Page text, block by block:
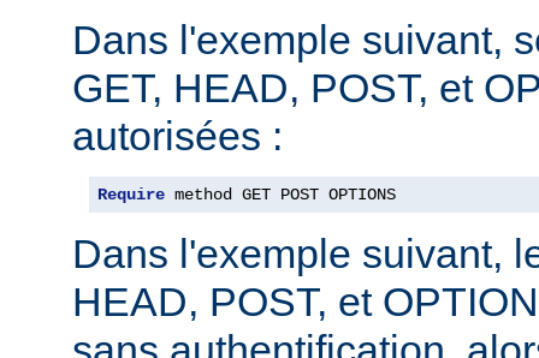
Dans l'exemple suivant,
GET, HEAD, POST, et
autorisées :
Require method GET POST OPTIONS
Dans l'exemple suivant,
HEAD, POST, et